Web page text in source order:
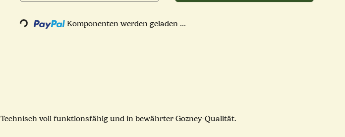
Loading... Komponenten werden geladen ...
Technisch voll funktionsfähig und in bewährter Gozney-Qualität.